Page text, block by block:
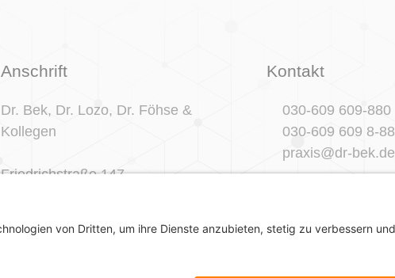
Anschrift
Dr. Bek, Dr. Lozo, Dr. Föhse &
Kollegen
Friedrichstraße 147
Kontakt
030-609 609-880
030-609 609 8-88
praxis@dr-bek.de